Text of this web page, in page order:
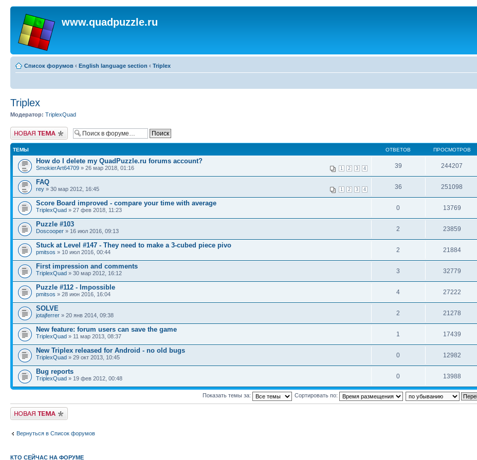
www.quadpuzzle.ru
Список форумов ‹ English language section ‹ Triplex
Triplex
Модератор: TriplexQuad
Начать новую тему
ТЕМЫ ОТВЕТОВ ПРОСМОТРОВ
How do I delete my QuadPuzzle.ru forums account?
1 2 3 4
SmokierArt64709 » 26 мар 2018, 01:16 39 244207
FAQ
1 2 3 4
rey » 30 мар 2012, 16:45 36 251098
Score Board improved - compare your time with average
TriplexQuad » 27 фев 2018, 11:23 0 13769
Puzzle #103
Doscooper » 16 июл 2016, 09:13 2 23859
Stuck at Level #147 - They need to make a 3-cubed piece pivo
pmitsos » 10 июл 2016, 00:44 2 21884
First impression and comments
TriplexQuad » 30 мар 2012, 16:12 3 32779
Puzzle #112 - Impossible
pmitsos » 28 июн 2016, 16:04 4 27222
SOLVE
jotajferrer » 20 янв 2014, 09:38 2 21278
New feature: forum users can save the game
TriplexQuad » 11 мар 2013, 08:37 1 17439
New Triplex released for Android - no old bugs
TriplexQuad » 29 окт 2013, 10:45 0 12982
Bug reports
TriplexQuad » 19 фев 2012, 00:48 0 13988
Показать темы за: Сортировать по:
Начать новую тему
Вернуться в Список форумов
КТО СЕЙЧАС НА ФОРУМЕ